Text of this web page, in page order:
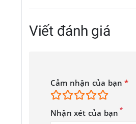
Viết đánh giá
Cảm nhận của bạn*
Nhận xét của bạn *